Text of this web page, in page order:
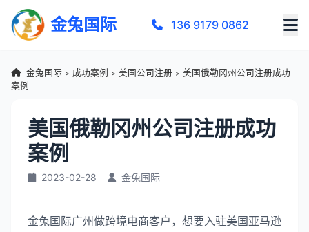
金兔国际 136 9179 0862
金兔国际 > 成功案例 > 美国公司注册 > 美国俄勒冈州公司注册成功
案例
美国俄勒冈州公司注册成功
案例
2023-02-28 金兔国际
金兔国际广州做跨境电商客户，想要入驻美国亚马逊